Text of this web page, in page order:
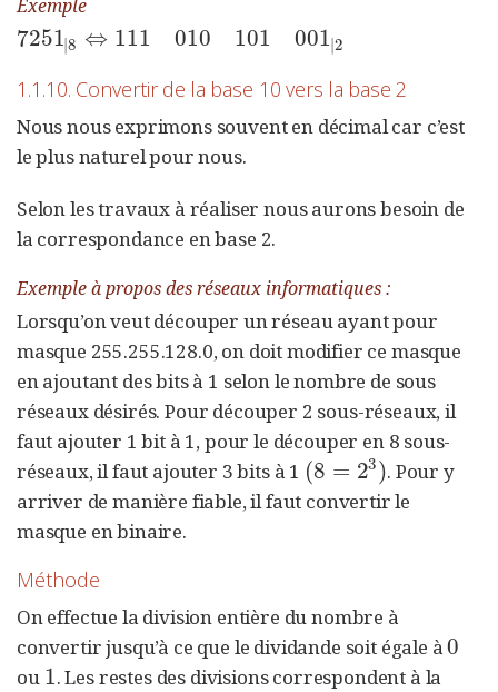
Exemple
7251|8 ⇔ 111 010 101 0012
7251|8 ⇔111010 101001 |2
1.1.10. Convertir de la base 10 vers la base 2
Nous nous exprimons souvent en décimal car c’est
le plus naturel pour nous.
Selon les travaux à réaliser nous aurons besoin de
la correspondance en base 2.
Exemple à propos des réseaux informatiques :
Lorsqu’on veut découper un réseau ayant pour
masque 255.255.128.0, on doit modifier ce masque
en ajoutant des bits à 1 selon le nombre de sous
réseaux désirés. Pour découper 2 sous-réseaux, il
faut ajouter 1 bit à 1, pour le découper en 8 sous-
réseaux, il faut ajouter 3 bits à 1 (8 = 23)
(8= 23 )
. Pour y
arriver de manière fiable, il faut convertir le
masque en binaire.
Méthode
On effectue la division entière du nombre à
convertir jusqu’à ce que le dividande soit égale à0
0
ou 1
1. Les restes des divisions correspondent à la